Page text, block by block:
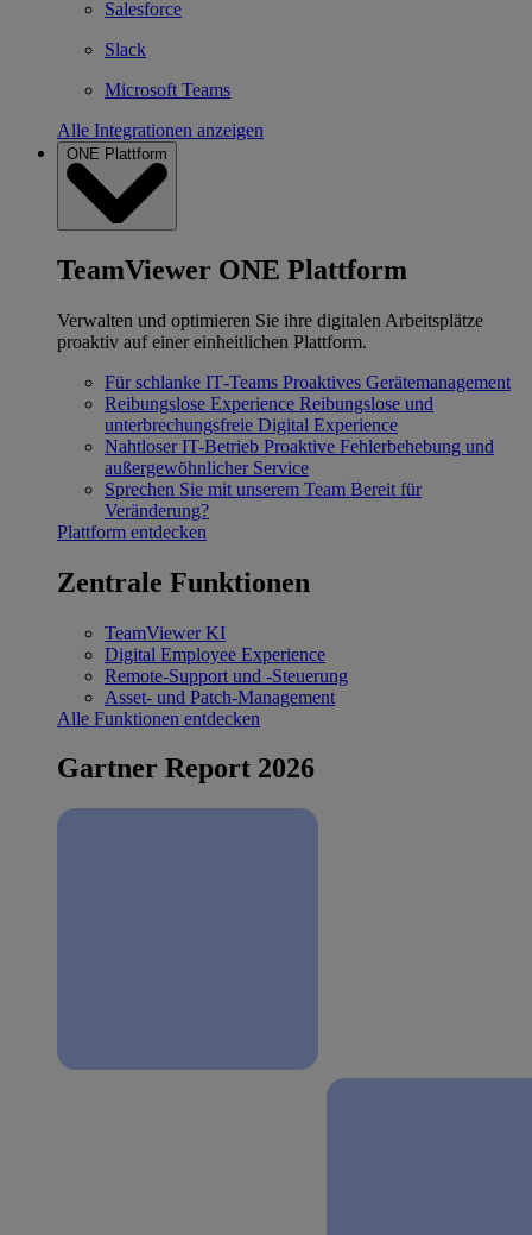
Salesforce
Slack
Microsoft Teams
Alle Integrationen anzeigen
ONE Plattform
TeamViewer ONE Plattform
Verwalten und optimieren Sie ihre digitalen Arbeitsplätze
proaktiv auf einer einheitlichen Plattform.
Für schlanke IT‐Teams Proaktives Gerätemanagement
Reibungslose Experience Reibungslose und
unterbrechungsfreie Digital Experience
Nahtloser IT-Betrieb Proaktive Fehlerbehebung und
außergewöhnlicher Service
Sprechen Sie mit unserem Team Bereit für
Veränderung?
Plattform entdecken
Zentrale Funktionen
TeamViewer KI
Digital Employee Experience
Remote-Support und -Steuerung
Asset- und Patch-Management
Alle Funktionen entdecken
Gartner Report 2026